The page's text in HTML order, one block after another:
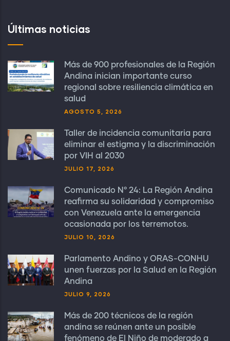
Últimas noticias
Más de 900 profesionales de la Región
Andina inician importante curso
regional sobre resiliencia climática en
salud
AGOSTO 5, 2026
Taller de incidencia comunitaria para
eliminar el estigma y la discriminación
por VIH al 2030
JULIO 17, 2026
Comunicado N° 24: La Región Andina
reafirma su solidaridad y compromiso
con Venezuela ante la emergencia
ocasionada por los terremotos.
JULIO 10, 2026
Parlamento Andino y ORAS-CONHU
unen fuerzas por la Salud en la Región
Andina
JULIO 9, 2026
Más de 200 técnicos de la región
andina se reúnen ante un posible
fenómeno de El Niño de moderado a